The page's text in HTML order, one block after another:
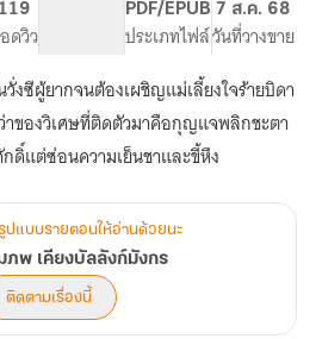
บัลลังก์
มังกร
119
ดวิวระดับเนื้อหา
PDF/EPUB
ประเภทไฟล์
7 ส.ค. 68
วันที่วางขาย
งซีผู้ยากจนต้องเผชิญแม่เลี้ยงใจร้ายบิดา
ของวิเศษที่ติดตัวมาคือกุญแจพลิกชะตา
ดิ์แต่ซ่อนความเย็นชาและขี้หึง
ปแบบรายตอนให้อ่านด้วยนะ
พ เคียงบัลลังก์มังกร
ติดตามเรื่องนี้